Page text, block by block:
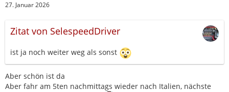
27. Januar 2026
Zitat von SelespeedDriver
ist ja noch weiter weg als sonst
Aber schön ist da
Aber fahr am 5ten nachmittags wieder nach Italien, nächste